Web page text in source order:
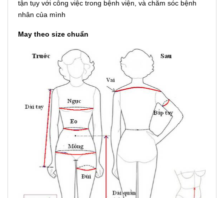
tận tụy với công việc trong bệnh viện, và chăm sóc bệnh
nhân của mình
May theo size chuẩn